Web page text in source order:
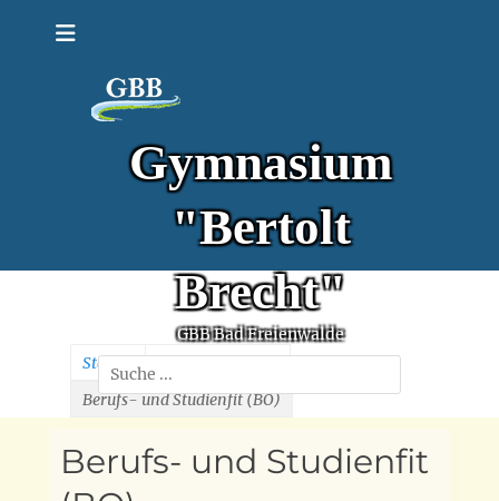
Gymnasium
"Bertolt
Brecht"
GBB Bad Freienwalde
Suchen
nach:
Start » Schülerbereich »
Berufs- und Studienfit (BO)
Berufs- und Studienfit